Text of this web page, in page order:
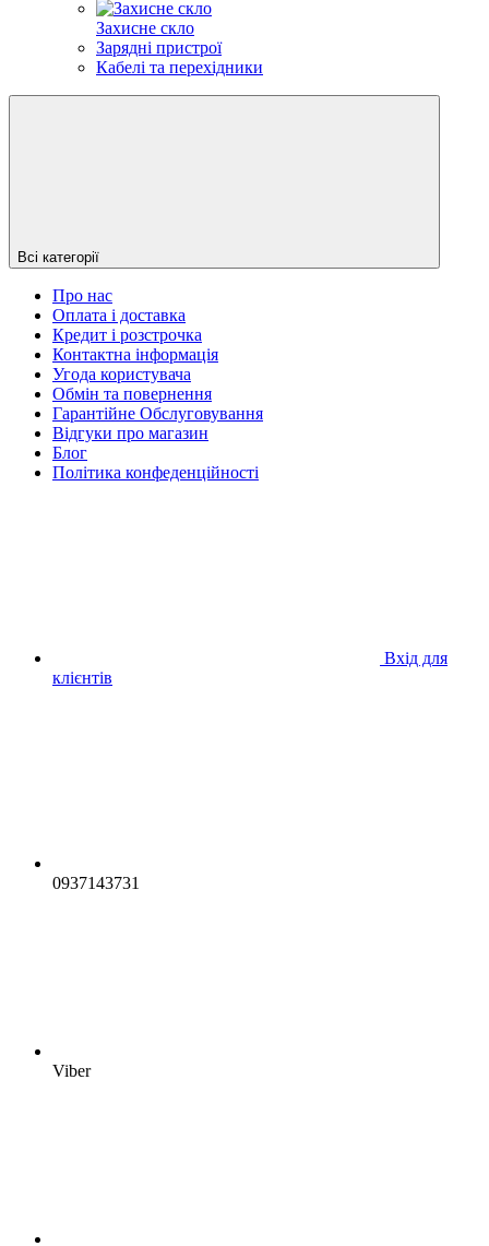
Захисне скло
Зарядні пристрої
Кабелі та перехідники
Всі категорії
Про нас
Оплата і доставка
Кредит і розстрочка
Контактна інформація
Угода користувача
Обмін та повернення
Гарантійне Обслуговування
Відгуки про магазин
Блог
Політика конфеденційності
Вхід для
клієнтів
0937143731
Viber